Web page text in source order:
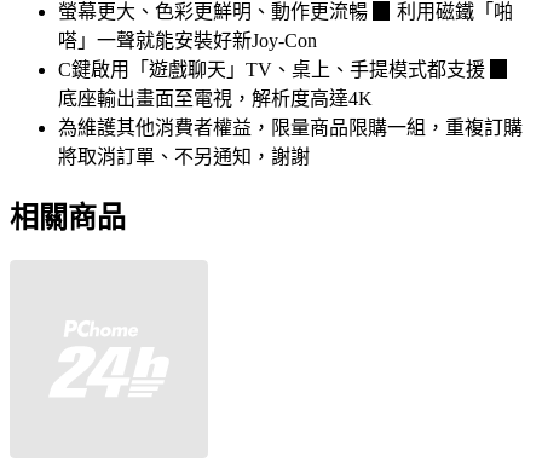
螢幕更大、色彩更鮮明、動作更流暢 ▉ 利用磁鐵「啪
嗒」一聲就能安裝好新Joy-Con
C鍵啟用「遊戲聊天」TV、桌上、手提模式都支援 ▉
底座輸出畫面至電視，解析度高達4K
為維護其他消費者權益，限量商品限購一組，重複訂購
將取消訂單、不另通知，謝謝
相關商品